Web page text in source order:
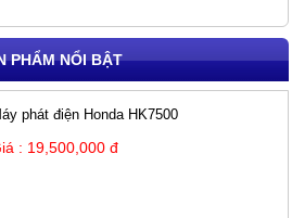
PHẨM NỔI BẬT
phát điện Honda HK7500
: 19,500,000 đ